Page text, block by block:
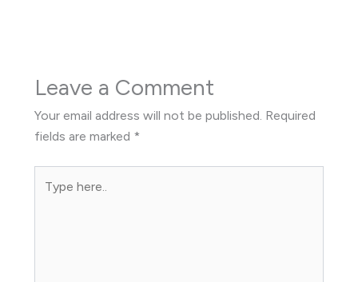
Leave a Comment
Your email address will not be published. Required
fields are marked *
here..